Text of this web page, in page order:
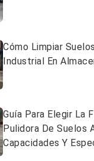
Cómo Limpiar
Industrial En
Guía Para Elegir La
Pulidora De Suelos
Capacidades Y